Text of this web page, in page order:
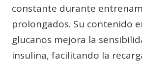
constante durante
prolongados. Su contenido
glucanos mejora la
insulina, facilitando la